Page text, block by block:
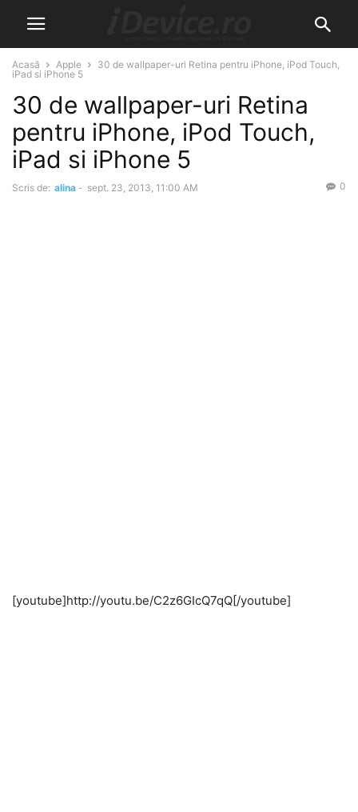
Acasă Apple
30 de wallpaper-uri Retina pentru iPhone, iPod Touch,
iPad si iPhone 5
30 de wallpaper-uri Retina
pentru iPhone, iPod Touch,
iPad si iPhone 5
Scris de: alina - sept. 23, 2013, 11:00 AM 0
[youtube]http://youtu.be/C2z6GIcQ7qQ[/youtube]